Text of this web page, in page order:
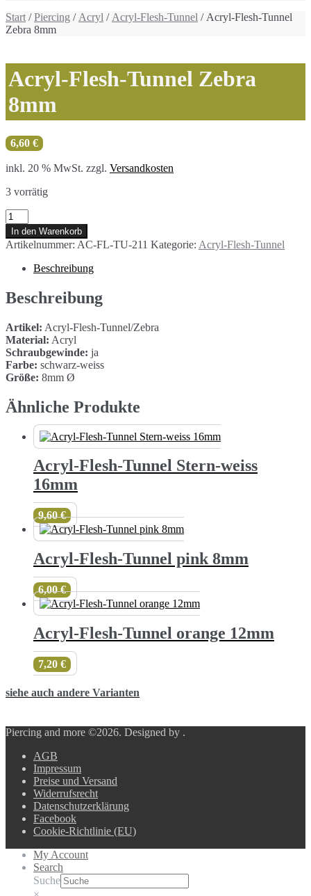
Start /Piercing / Acryl / Acryl-Flesh-Tunnel / Acryl-Flesh-Tunnel
Zebra 8mm
Acryl-Flesh-Tunnel Zebra
8mm
6,60 €
inkl. 20 % MwSt. zzgl. Versandkosten
3 vorrätig
Acryl-
Flesh-
Tunnel
Zebra
8mm
Menge
In den Warenkorb
Artikelnummer: AC-FL-TU-211 Kategorie: Acryl-Flesh-Tunnel
Beschreibung
Beschreibung
Artikel: Acryl-Flesh-Tunnel/Zebra
Material: Acryl
Schraubgewinde: ja
Farbe: schwarz-weiss
Größe: 8mm Ø
Ähnliche Produkte
Acryl-Flesh-Tunnel Stern-weiss
16mm
9,60€
Acryl-Flesh-Tunnel pink 8mm
6,00€
Acryl-Flesh-Tunnel orange 12mm
7,20 €
siehe auch andere Varianten
Piercing and more ©2026. Designed by .
AGB
Impressum
Preise und Versand
Widerrufsrecht
Datenschutzerklärung
Facebook
Cookie-Richtlinie (EU)
My Account
Search
Suche